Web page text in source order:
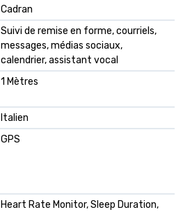
Cadran
Suivi de remise en forme, courriels,
messages, médias sociaux,
calendrier, assistant vocal
1 Mètres
Italien
GPS
Heart Rate Monitor, Sleep Duration,